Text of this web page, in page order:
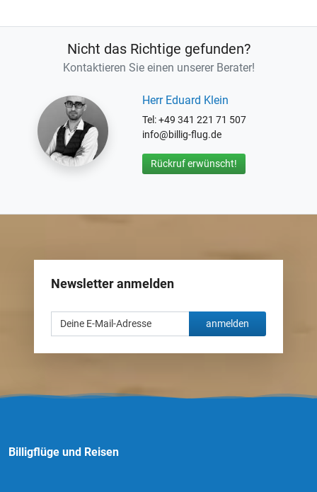
Nicht das Richtige gefunden?
Kontaktieren Sie einen unserer Berater!
Herr Eduard Klein
Tel: +49 341 221 71 507
info@billig-flug.de
Rückruf erwünscht!
Newsletter anmelden
anmelden
Billigflüge und Reisen